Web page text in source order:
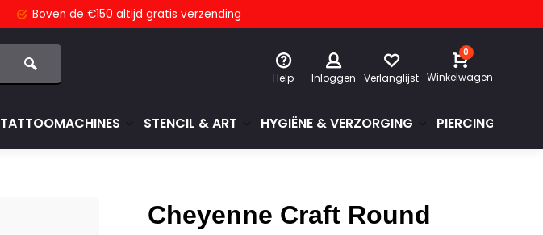
Boven de €150 altijd gratis verzending
Help Inloggen Verlanglijst
0
Winkelwagen
TATTOOMACHINES STENCIL & ART HYGIËNE & VERZORGING PIERCINGS &
Cheyenne Craft Round